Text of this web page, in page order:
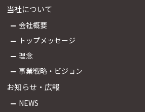
当社について
会社概要
トップメッセージ
理念
事業戦略・ビジョン
お知らせ・広報
NEWS